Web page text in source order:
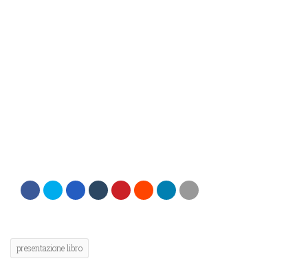
presentazione libro